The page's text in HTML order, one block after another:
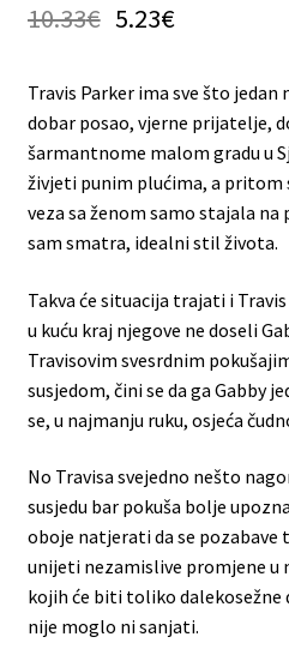
10.33€ 5.23€
Travis Parker ima sve što
dobar posao, vjerne prijatelje,
šarmantnome malom gradu u
živjeti punim plućima, a pritom
veza sa ženom samo stajala
sam smatra, idealni stil života.
Takva će situacija trajati i
u kuću kraj njegove ne doseli
Travisovim svesrdnim
susjedom, čini se da ga Gabby
se, u najmanju ruku, osjeća
No Travisa svejedno nešto
susjedu bar pokuša bolje
oboje natjerati da se pozabave
unijeti nezamislive promjene u
kojih će biti toliko dalekosežne
nije moglo ni sanjati.